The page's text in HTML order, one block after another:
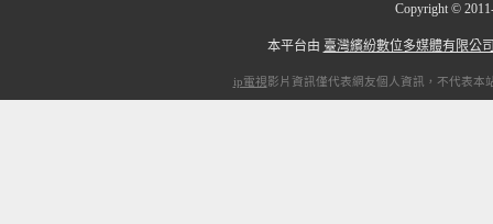
Copyright ©
本平台由 臺灣繽紛數位多媒體有限公
ip電視影片資訊僅代表網友個人資訊，不代表本